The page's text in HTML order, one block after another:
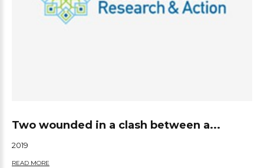
Two wounded in a clash between a...
2019
READ MORE